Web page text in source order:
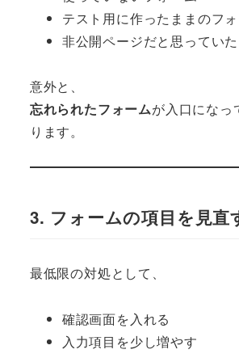
テスト用に作ったままのフ
非公開ページだと思ってい
意外と、
忘れられたフォームが入口になっ
ります。
3. フォームの項目を見直
最低限の対処として、
確認画面を入れる
入力項目を少し増やす